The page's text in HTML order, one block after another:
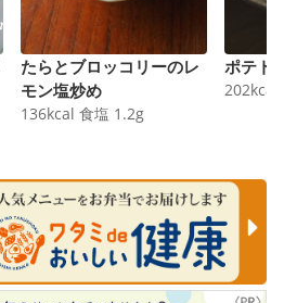
たらとブロッコリーのレ
モン塩炒め
136kcal 食塩 1.2g
ポテト
202kcal